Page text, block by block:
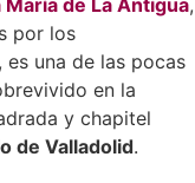
María de La Antigua,
por los
es una de las pocas
en la
y chapitel
de Valladolid.